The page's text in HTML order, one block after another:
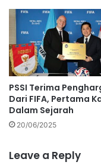
PSSI Terima
Dari FIFA, Pertama
Dalam Sejarah
20/06/2025
Leave a Reply